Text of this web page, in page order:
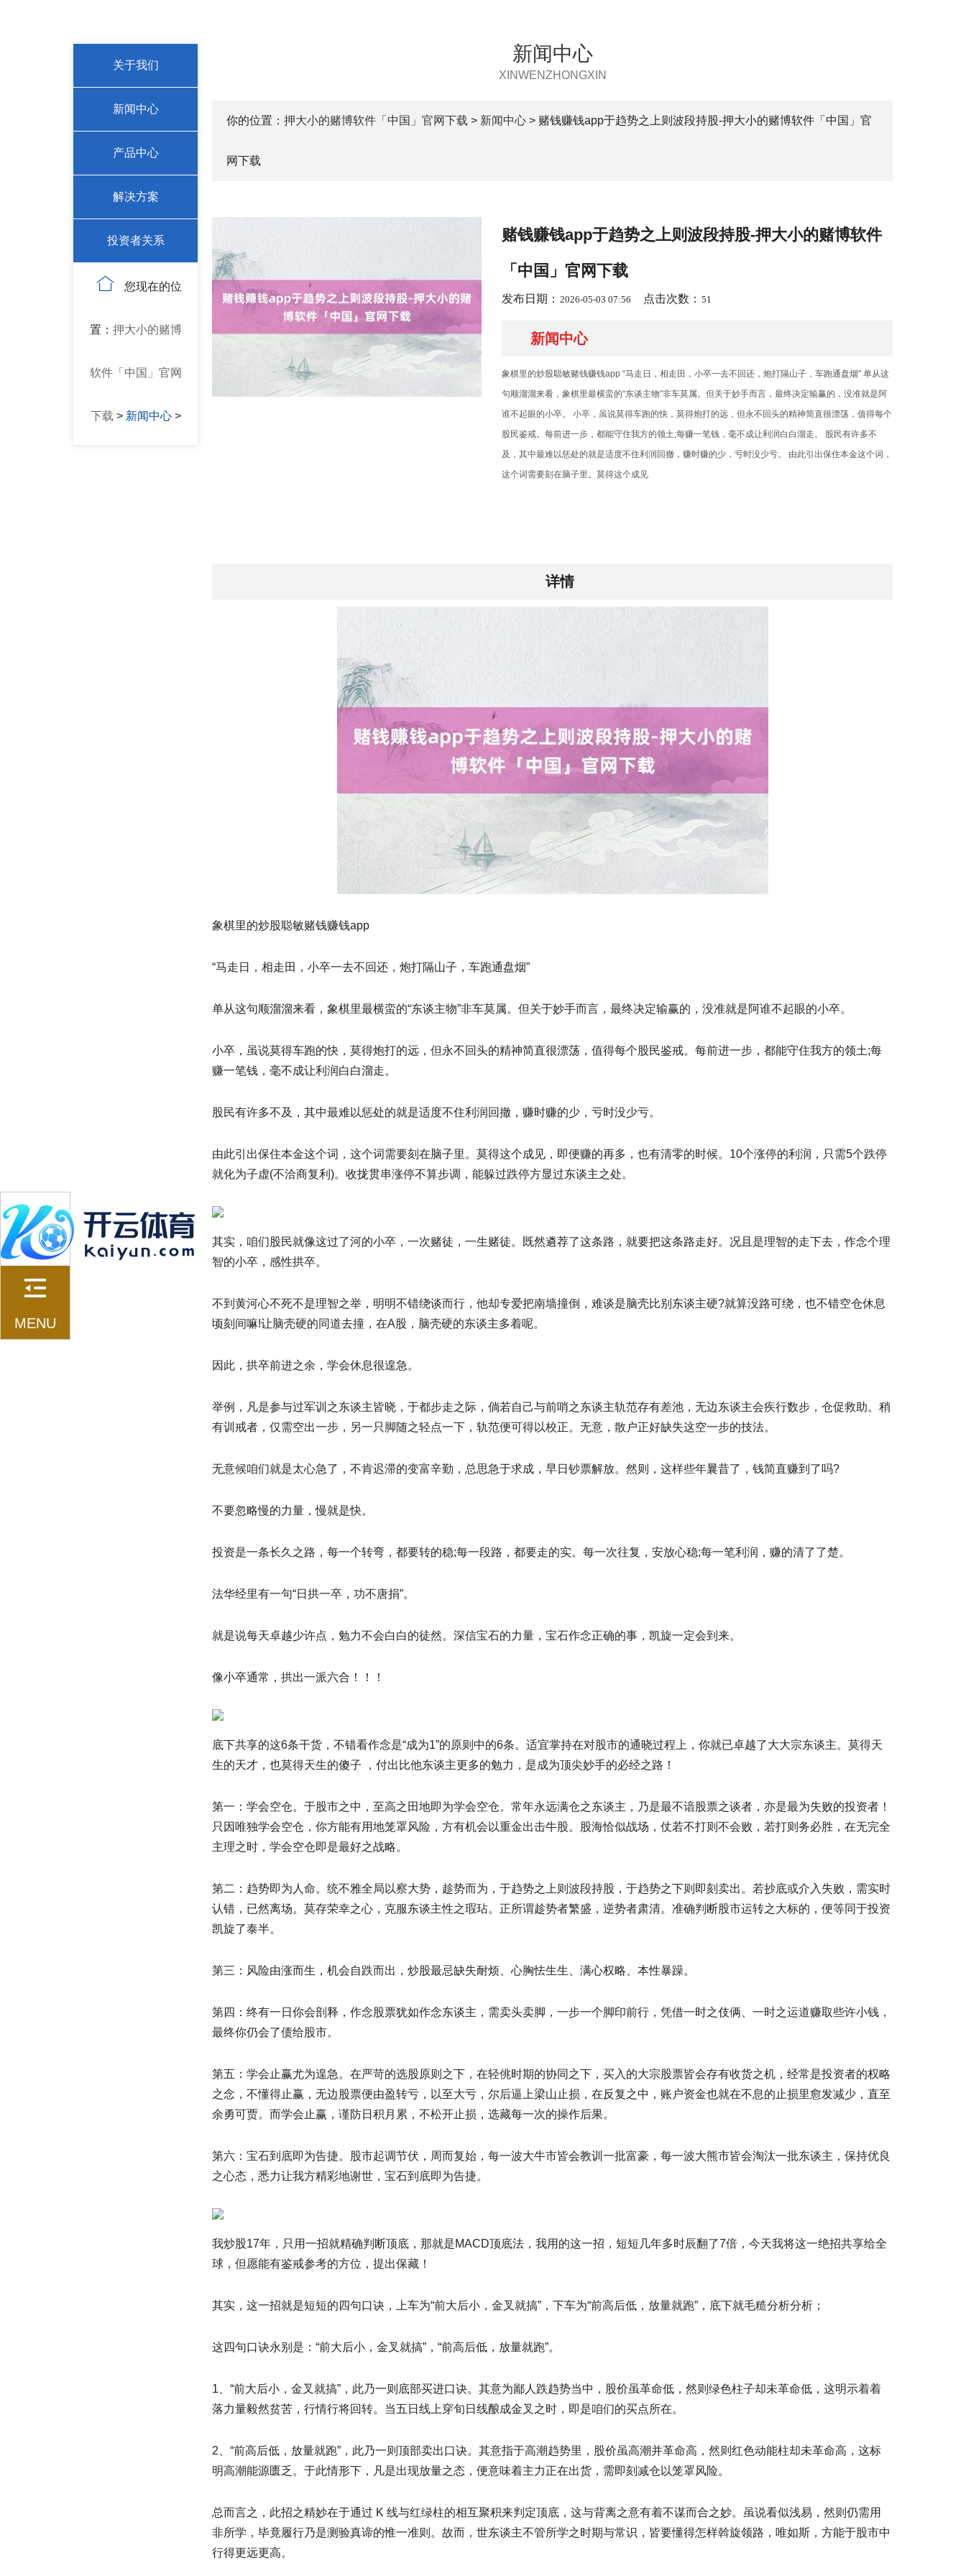
MENU
关于我们
新闻中心
产品中心
解决方案
投资者关系
您现在的位
置： 押大小的赌博
软件「中国」官网
下载 > 新闻中心>
新闻中心
XINWENZHONGXIN
你的位置：押大小的赌博软件「中国」官网下载 > 新闻中心 > 赌钱赚钱app于趋势之上则波段持股-押大小的赌博软件「中国」官
网下载
赌钱赚钱app于趋势之上则波段持股-押大小的赌博软件
「中国」官网下载
发布日期： 2026-05-03 07:56 点击次数： 51
新闻中心
象棋里的炒股聪敏赌钱赚钱app “马走日，相走田，小卒一去不回还，炮打隔山子，车跑通盘烟” 单从这
句顺溜溜来看，象棋里最横蛮的“东谈主物”非车莫属。但关于妙手而言，最终决定输赢的，没准就是阿
谁不起眼的小卒。 小卒，虽说莫得车跑的快，莫得炮打的远，但永不回头的精神简直很漂荡，值得每个
股民鉴戒。每前进一步，都能守住我方的领土;每赚一笔钱，毫不成让利润白白溜走。 股民有许多不
及，其中最难以惩处的就是适度不住利润回撤，赚时赚的少，亏时没少亏。 由此引出保住本金这个词，
这个词需要刻在脑子里。莫得这个成见
详情
象棋里的炒股聪敏赌钱赚钱app
“马走日，相走田，小卒一去不回还，炮打隔山子，车跑通盘烟”
单从这句顺溜溜来看，象棋里最横蛮的“东谈主物”非车莫属。但关于妙手而言，最终决定输赢的，没准就是阿谁不起眼的小卒。
小卒，虽说莫得车跑的快，莫得炮打的远，但永不回头的精神简直很漂荡，值得每个股民鉴戒。每前进一步，都能守住我方的领土;每
赚一笔钱，毫不成让利润白白溜走。
股民有许多不及，其中最难以惩处的就是适度不住利润回撤，赚时赚的少，亏时没少亏。
由此引出保住本金这个词，这个词需要刻在脑子里。莫得这个成见，即便赚的再多，也有清零的时候。10个涨停的利润，只需5个跌停
就化为子虚(不洽商复利)。收拢贯串涨停不算步调，能躲过跌停方显过东谈主之处。
其实，咱们股民就像这过了河的小卒，一次赌徒，一生赌徒。既然遴荐了这条路，就要把这条路走好。况且是理智的走下去，作念个理
智的小卒，感性拱卒。
不到黄河心不死不是理智之举，明明不错绕谈而行，他却专爱把南墙撞倒，难谈是脑壳比别东谈主硬?就算没路可绕，也不错空仓休息
顷刻间嘛!让脑壳硬的同道去撞，在A股，脑壳硬的东谈主多着呢。
因此，拱卒前进之余，学会休息很遑急。
举例，凡是参与过军训之东谈主皆晓，于都步走之际，倘若自己与前哨之东谈主轨范存有差池，无边东谈主会疾行数步，仓促救助。稍
有训戒者，仅需空出一步，另一只脚随之轻点一下，轨范便可得以校正。无意，散户正好缺失这空一步的技法。
无意候咱们就是太心急了，不肯迟滞的变富辛勤，总思急于求成，早日钞票解放。然则，这样些年曩昔了，钱简直赚到了吗?
不要忽略慢的力量，慢就是快。
投资是一条长久之路，每一个转弯，都要转的稳;每一段路，都要走的实。每一次往复，安放心稳;每一笔利润，赚的清了了楚。
法华经里有一句“日拱一卒，功不唐捐”。
就是说每天卓越少许点，勉力不会白白的徒然。深信宝石的力量，宝石作念正确的事，凯旋一定会到来。
像小卒通常，拱出一派六合！！！
底下共享的这6条干货，不错看作念是“成为1”的原则中的6条。适宜掌持在对股市的通晓过程上，你就已卓越了大大宗东谈主。莫得天
生的天才，也莫得天生的傻子 ，付出比他东谈主更多的勉力，是成为顶尖妙手的必经之路！
第一：学会空仓。于股市之中，至高之田地即为学会空仓。常年永远满仓之东谈主，乃是最不谙股票之谈者，亦是最为失败的投资者！
只因唯独学会空仓，你方能有用地笼罩风险，方有机会以重金出击牛股。股海恰似战场，仗若不打则不会败，若打则务必胜，在无完全
主理之时，学会空仓即是最好之战略。
第二：趋势即为人命。统不雅全局以察大势，趁势而为，于趋势之上则波段持股，于趋势之下则即刻卖出。若抄底或介入失败，需实时
认错，已然离场。莫存荣幸之心，克服东谈主性之瑕玷。正所谓趁势者繁盛，逆势者肃清。准确判断股市运转之大标的，便等同于投资
凯旋了泰半。
第三：风险由涨而生，机会自跌而出，炒股最忌缺失耐烦、心胸怯生生、满心权略、本性暴躁。
第四：终有一日你会剖释，作念股票犹如作念东谈主，需卖头卖脚，一步一个脚印前行，凭借一时之伎俩、一时之运道赚取些许小钱，
最终你仍会了债给股市。
第五：学会止赢尤为遑急。在严苛的选股原则之下，在轻佻时期的协同之下，买入的大宗股票皆会存有收货之机，经常是投资者的权略
之念，不懂得止赢，无边股票便由盈转亏，以至大亏，尔后逼上梁山止损，在反复之中，账户资金也就在不息的止损里愈发减少，直至
余勇可贾。而学会止赢，谨防日积月累，不松开止损，选藏每一次的操作后果。
第六：宝石到底即为告捷。股市起调节伏，周而复始，每一波大牛市皆会教训一批富豪，每一波大熊市皆会淘汰一批东谈主，保持优良
之心态，悉力让我方精彩地谢世，宝石到底即为告捷。
我炒股17年，只用一招就精确判断顶底，那就是MACD顶底法，我用的这一招，短短几年多时辰翻了7倍，今天我将这一绝招共享给全
球，但愿能有鉴戒参考的方位，提出保藏！
其实，这一招就是短短的四句口诀，上车为“前大后小，金叉就搞”，下车为“前高后低，放量就跑”，底下就毛糙分析分析；
这四句口诀永别是：“前大后小，金叉就搞”，“前高后低，放量就跑”。
1、“前大后小，金叉就搞”，此乃一则底部买进口诀。其意为鄙人跌趋势当中，股价虽革命低，然则绿色柱子却未革命低，这明示着着
落力量毅然贫苦，行情行将回转。当五日线上穿旬日线酿成金叉之时，即是咱们的买点所在。
2、“前高后低，放量就跑”，此乃一则顶部卖出口诀。其意指于高潮趋势里，股价虽高潮并革命高，然则红色动能柱却未革命高，这标
明高潮能源匮乏。于此情形下，凡是出现放量之态，便意味着主力正在出货，需即刻减仓以笼罩风险。
总而言之，此招之精妙在于通过 K 线与红绿柱的相互聚积来判定顶底，这与背离之意有着不谋而合之妙。虽说看似浅易，然则仍需用
非所学，毕竟履行乃是测验真谛的惟一准则。故而，世东谈主不管所学之时期与常识，皆要懂得怎样斡旋领路，唯如斯，方能于股市中
行得更远更高。